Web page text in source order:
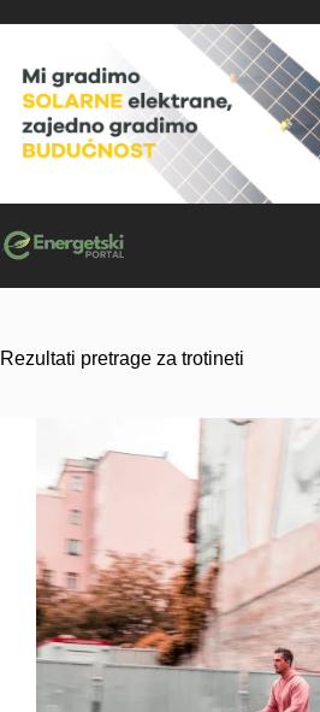
to
Rezultati pretrage za trotineti